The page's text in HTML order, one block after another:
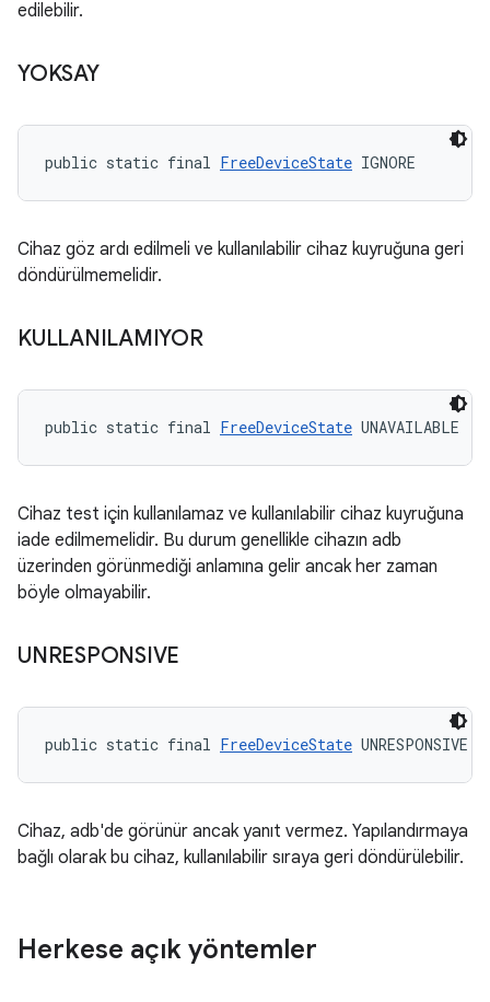
edilebilir.
YOKSAY
public static final FreeDeviceState IGNORE
Cihaz göz ardı edilmeli ve kullanılabilir cihaz kuyruğuna geri
döndürülmemelidir.
KULLANILAMIYOR
public static final FreeDeviceState UNAVAILABLE
Cihaz test için kullanılamaz ve kullanılabilir cihaz kuyruğuna
iade edilmemelidir. Bu durum genellikle cihazın adb
üzerinden görünmediği anlamına gelir ancak her zaman
böyle olmayabilir.
UNRESPONSIVE
public static final FreeDeviceState UNRESPONSIVE
Cihaz, adb'de görünür ancak yanıt vermez. Yapılandırmaya
bağlı olarak bu cihaz, kullanılabilir sıraya geri döndürülebilir.
Herkese açık yöntemler